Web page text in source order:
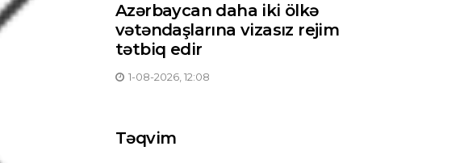
Azərbaycan daha iki ölkə
vətəndaşlarına vizasız rejim
tətbiq edir
1-08-2026, 12:08
Təqvim